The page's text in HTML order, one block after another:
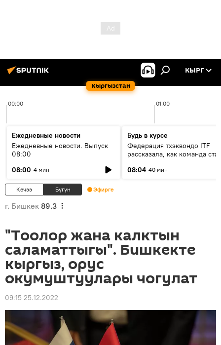
Кыргызстан
КЫРГ
00:00 01:00
Ежедневные новости
Ежедневные новости. Выпуск
08:00
08:00 4 мин
Будь в курсе
Федерация тхэквондо ITF
рассказала, как команда
08:04 40 мин
Кечээ Бүгүн Эфирге
г. Бишкек 89.3
"Тоолор жана калктын
саламаттыгы". Бишкекте
кыргыз, орус
окумуштуулары чогулат
09:15 25.12.2022